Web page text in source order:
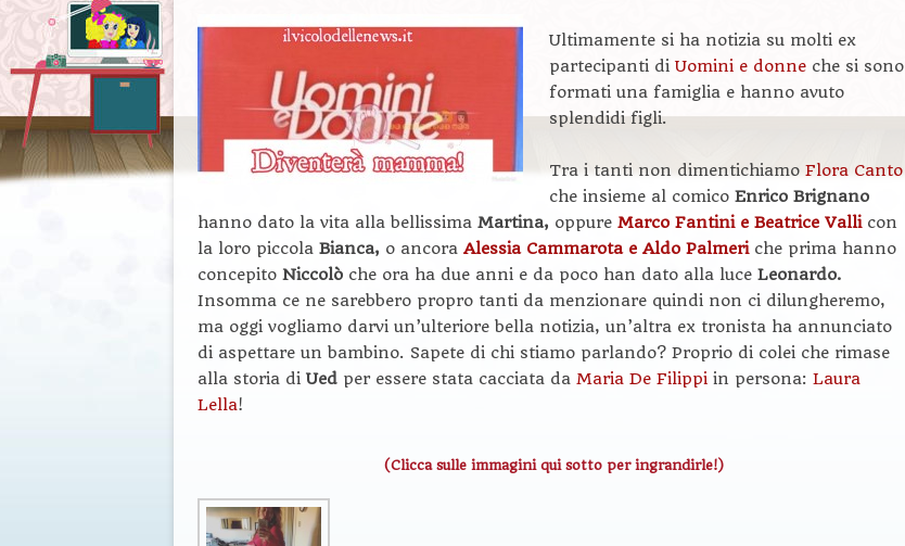
Ultimamente si ha notizia su molti ex
partecipanti di Uomini e donne che si sono
formati una famiglia e hanno avuto
splendidi figli.
Tra i tanti non dimentichiamo Flora Canto
che insieme al comico Enrico Brignano
hanno dato la vita alla bellissima Martina, oppure Marco Fantini e Beatrice Valli con
la loro piccola Bianca, o ancora Alessia Cammarota e Aldo Palmeri che prima hanno
concepito Niccolò che ora ha due anni e da poco han dato alla luce Leonardo.
Insomma ce ne sarebbero propro tanti da menzionare quindi non ci dilungheremo,
ma oggi vogliamo darvi un’ulteriore bella notizia, un’altra ex tronista ha annunciato
di aspettare un bambino. Sapete di chi stiamo parlando? Proprio di colei che rimase
alla storia di Ued per essere stata cacciata da Maria De Filippi in persona: Laura
Lella!
(Clicca sulle immagini qui sotto per ingrandirle!)